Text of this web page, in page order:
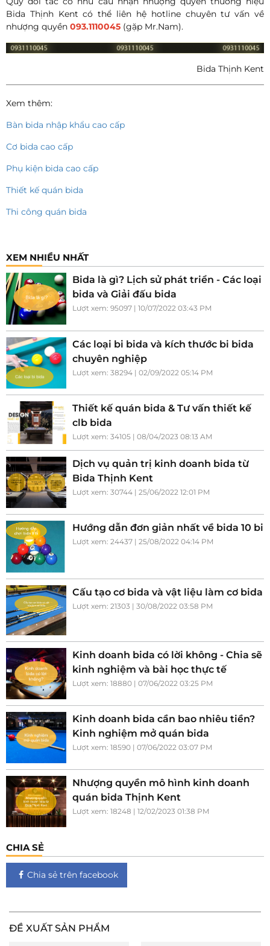
Bida Thịnh Kent có thể liên hệ hotline chuyên tư vấn về
nhượng quyền 093.1110045 (gặp Mr.Nam).
Bida Thịnh Kent
Xem thêm:
Bàn bida nhập khẩu cao cấp
Cơ bida cao cấp
Phụ kiện bida cao cấp
Thiết kế quán bida
Thi công quán bida
XEM NHIỀU NHẤT
Bida là gì? Lịch sử phát triển - Các loại
bida và Giải đấu bida
Lượt xem: 95097 | 10/07/2022 03:43 PM
Các loại bi bida và kích thước bi bida
chuyên nghiệp
Lượt xem: 38294 | 02/09/2022 05:14 PM
Thiết kế quán bida & Tư vấn thiết kế
clb bida
Lượt xem: 34105 | 08/04/2023 08:13 AM
Dịch vụ quản trị kinh doanh bida từ
Bida Thịnh Kent
Lượt xem: 30744 | 25/06/2022 12:01 PM
Hướng dẫn đơn giản nhất về bida 10 bi
Lượt xem: 24437 | 25/08/2022 04:14 PM
Cấu tạo cơ bida và vật liệu làm cơ bida
Lượt xem: 21303 | 30/08/2022 03:58 PM
Kinh doanh bida có lời không - Chia sẽ
kinh nghiệm và bài học thực tế
Lượt xem: 18880 | 07/06/2022 03:25 PM
Kinh doanh bida cần bao nhiêu tiền?
Kinh nghiệm mở quán bida
Lượt xem: 18590 | 07/06/2022 03:07 PM
Nhượng quyền mô hình kinh doanh
quán bida Thịnh Kent
Lượt xem: 18248 | 12/02/2023 01:38 PM
CHIA SẺ
Chia sẻ trên facebook
ĐỀ XUẤT SẢN PHẨM